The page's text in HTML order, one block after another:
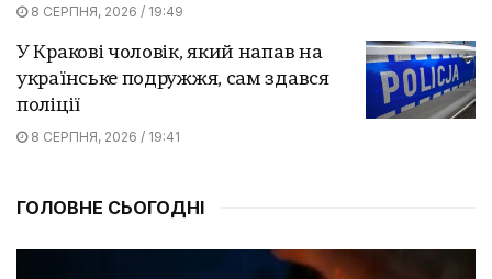
8 СЕРПНЯ, 2026 / 19:49
У Кракові чоловік, який напав на
українське подружжя, сам здався
поліції
8 СЕРПНЯ, 2026 / 19:41
ГОЛОВНЕ СЬОГОДНІ